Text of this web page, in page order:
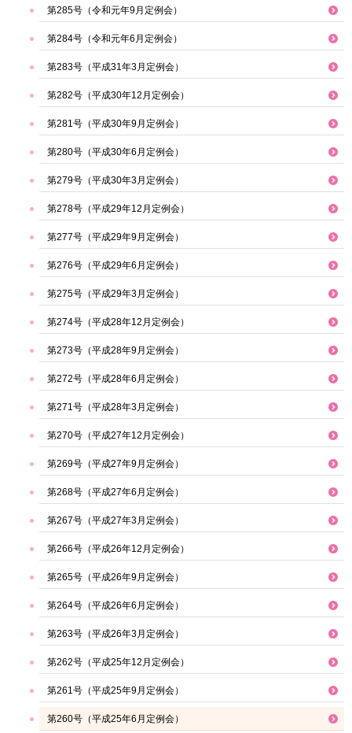
第285号（令和元年9月定例会）
第284号（令和元年6月定例会）
第283号（平成31年3月定例会）
第282号（平成30年12月定例会）
第281号（平成30年9月定例会）
第280号（平成30年6月定例会）
第279号（平成30年3月定例会）
第278号（平成29年12月定例会）
第277号（平成29年9月定例会）
第276号（平成29年6月定例会）
第275号（平成29年3月定例会）
第274号（平成28年12月定例会）
第273号（平成28年9月定例会）
第272号（平成28年6月定例会）
第271号（平成28年3月定例会）
第270号（平成27年12月定例会）
第269号（平成27年9月定例会）
第268号（平成27年6月定例会）
第267号（平成27年3月定例会）
第266号（平成26年12月定例会）
第265号（平成26年9月定例会）
第264号（平成26年6月定例会）
第263号（平成26年3月定例会）
第262号（平成25年12月定例会）
第261号（平成25年9月定例会）
第260号（平成25年6月定例会）